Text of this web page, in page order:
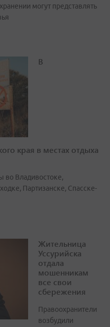
могут представлять
В
края в местах отдыха
во Владивостоке,
Партизанске, Спасске-
Жительница
Уссурийска
отдала
мошенникам
все свои
сбережения
Правоохранители
возбудили